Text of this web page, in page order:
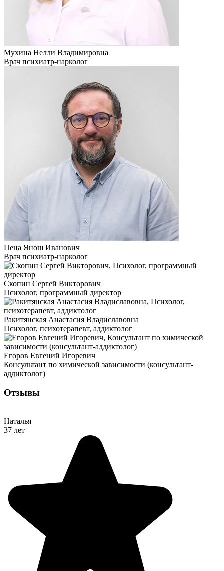
Мухина Нелли Владимировна
Врач психиатр-нарколог
Пеца Янош Иванович
Врач психиатр-нарколог
Скопин Сергей Викторович
Психолог, программный директор
Ракитянская Анастасия Владиславовна
Психолог, психотерапевт, аддиктолог
Егоров Евгений Игоревич
Консультант по химической зависимости (консультант-
аддиктолог)
Отзывы
Наталья
37 лет